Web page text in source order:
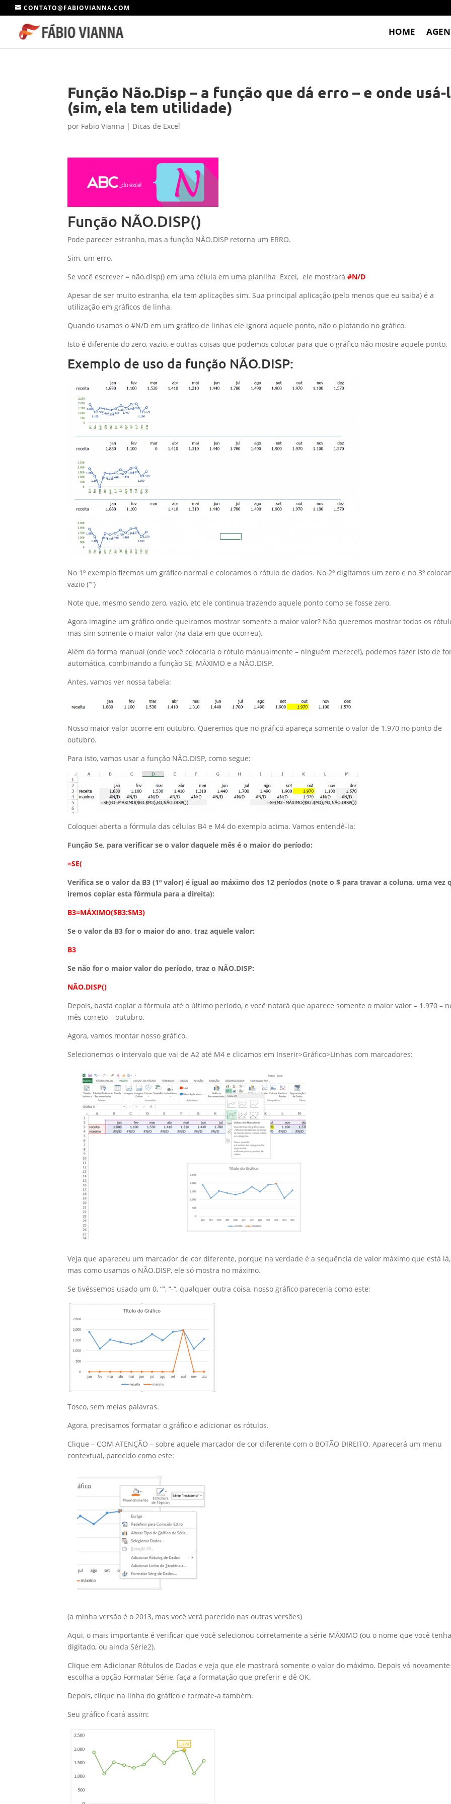
CONTATO@FABIOVIANNA.COM
HOME
Função Não.Disp – a função que dá erro – e onde usá-
(sim, ela tem utilidade)
por Fabio Vianna | Dicas de Excel
Função NÃO.DISP()
Pode parecer estranho, mas a função NÃO.DISP retorna um ERRO.
Sim, um erro.
Se você escrever = não.disp() em uma célula em uma planilha Excel, ele mostrará#N/D
Apesar de ser muito estranha, ela tem aplicações sim. Sua principal aplicação (pelo menos que eu saiba) é a
utilização em gráficos de linha.
Quando usamos o #N/D em um gráfico de linhas ele ignora aquele ponto, não o plotando no gráfico.
Isto é diferente do zero, vazio, e outras coisas que podemos colocar para que o gráfico não mostre aquele ponto.
Exemplo de uso da função NÃO.DISP:
No 1º exemplo fizemos um gráfico normal e colocamos o rótulo de dados. No 2º digitamos um zero e no 3º
vazio (“”)
Note que, mesmo sendo zero, vazio, etc ele continua trazendo aquele ponto como se fosse zero.
Agora imagine um gráfico onde queiramos mostrar somente o maior valor? Não queremos mostrar todos os
mas sim somente o maior valor (na data em que ocorreu).
Além da forma manual (onde você colocaria o rótulo manualmente – ninguém merece!), podemos fazer isto de
automática, combinando a função SE, MÁXIMO e a NÃO.DISP.
Antes, vamos ver nossa tabela:
Nosso maior valor ocorre em outubro. Queremos que no gráfico apareça somente o valor de 1.970 no ponto de
outubro.
Para isto, vamos usar a função NÃO.DISP, como segue:
Coloquei aberta a fórmula das células B4 e M4 do exemplo acima. Vamos entendê-la:
Função Se, para verificar se o valor daquele mês é o maior do período:
=SE(
Verifica se o valor da B3 (1º valor) é igual ao máximo dos 12 períodos (note o $ para travar a coluna, uma vez
iremos copiar esta fórmula para a direita):
B3=MÁXIMO($B3:$M3)
Se o valor da B3 for o maior do ano, traz aquele valor:
B3
Se não for o maior valor do período, traz o NÃO.DISP:
NÃO.DISP()
Depois, basta copiar a fórmula até o último período, e você notará que aparece somente o maior valor – 1.970 –
mês correto – outubro.
Agora, vamos montar nosso gráfico.
Selecionemos o intervalo que vai de A2 até M4 e clicamos em Inserir>Gráfico>Linhas com marcadores:
Veja que apareceu um marcador de cor diferente, porque na verdade é a sequência de valor máximo que está lá,
mas como usamos o NÃO.DISP, ele só mostra no máximo.
Se tivéssemos usado um 0, “”, “-“, qualquer outra coisa, nosso gráfico pareceria como este:
Tosco, sem meias palavras.
Agora, precisamos formatar o gráfico e adicionar os rótulos.
Clique – COM ATENÇÃO – sobre aquele marcador de cor diferente com o BOTÃO DIREITO. Aparecerá um menu
contextual, parecido como este:
(a minha versão é o 2013, mas você verá parecido nas outras versões)
Aqui, o mais importante é verificar que você selecionou corretamente a série MÁXIMO (ou o nome que você
digitado, ou ainda Série2).
Clique em Adicionar Rótulos de Dados e veja que ele mostrará somente o valor do máximo. Depois vá
escolha a opção Formatar Série, faça a formatação que preferir e dê OK.
Depois, clique na linha do gráfico e formate-a também.
Seu gráfico ficará assim: